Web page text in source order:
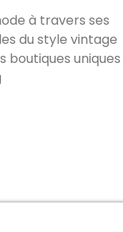
à travers ses
du style vintage
boutiques uniques